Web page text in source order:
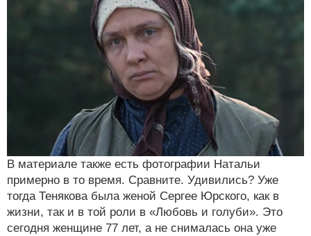
В материале также есть фотографии Натальи
примерно в то время. Сравните. Удивились? Уже
тогда Тенякова была женой Сергее Юрского, как в
жизни, так и в той роли в «Любовь и голуби». Это
сегодня женщине 77 лет, а не снималась она уже